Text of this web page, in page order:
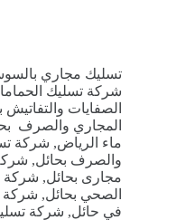
تسليك مجاري
شركة تسليك
الصفايات والتفاتيش
المجاري والصرف
ماء الرياض, شركة
والصرف بحائل,
مجارى بحائل, شركة
الصحي بحائل, شركة
في حائل, شركة